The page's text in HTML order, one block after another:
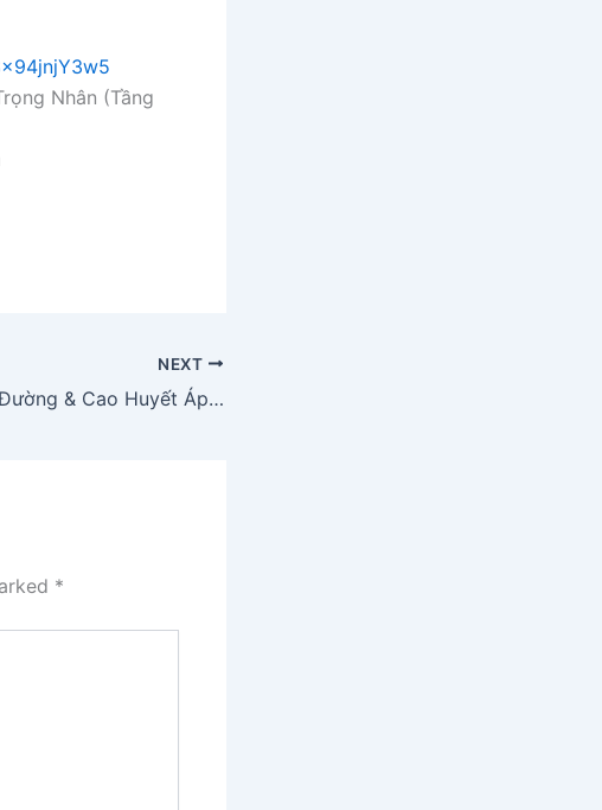
Nhân (Tầng
NEXT
Đái Tháo Đường & Cao Huyết Áp – “Bộ Đôi” Thầm Lặng Đe Dọa Sức Khỏe
*